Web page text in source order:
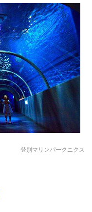
登別マリンパークニクス